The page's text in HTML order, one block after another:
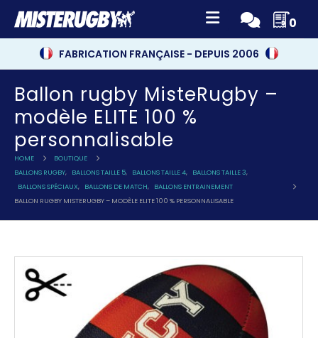
0
FABRICATION FRANÇAISE - DEPUIS 2006
Ballon rugby MisteRugby –
modèle ELITE 100 %
personnalisable
HOME
BOUTIQUE
BALLONS RUGBY, BALLONS TAILLE 5, BALLONS TAILLE 4, BALLONS TAILLE 3,
BALLONS SPÉCIAUX, BALLONS DE MATCH,
BALLONS ENTRAINEMENT
BALLON RUGBY MISTERUGBY – MODÈLE ELITE 100 % PERSONNALISABLE